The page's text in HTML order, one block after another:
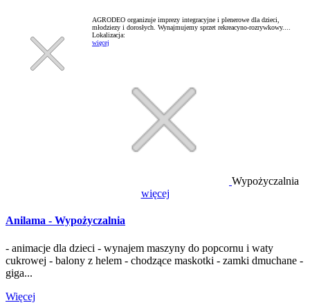
AGRODEO organizuje imprezy integracyjne i plenerowe dla dzieci,
młodziezy i dorosłych. Wynajmujemy sprzet rekreacyno-rozrywkowy....
Lokalizacja:
więcej
Wypożyczalnia
więcej
Anilama - Wypożyczalnia
- animacje dla dzieci - wynajem maszyny do popcornu i waty
cukrowej - balony z helem - chodzące maskotki - zamki dmuchane -
giga...
Więcej